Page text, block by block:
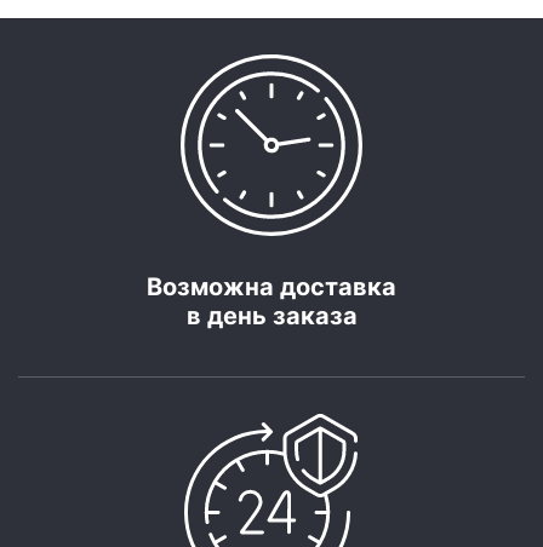
Возможна доставка
в день заказа